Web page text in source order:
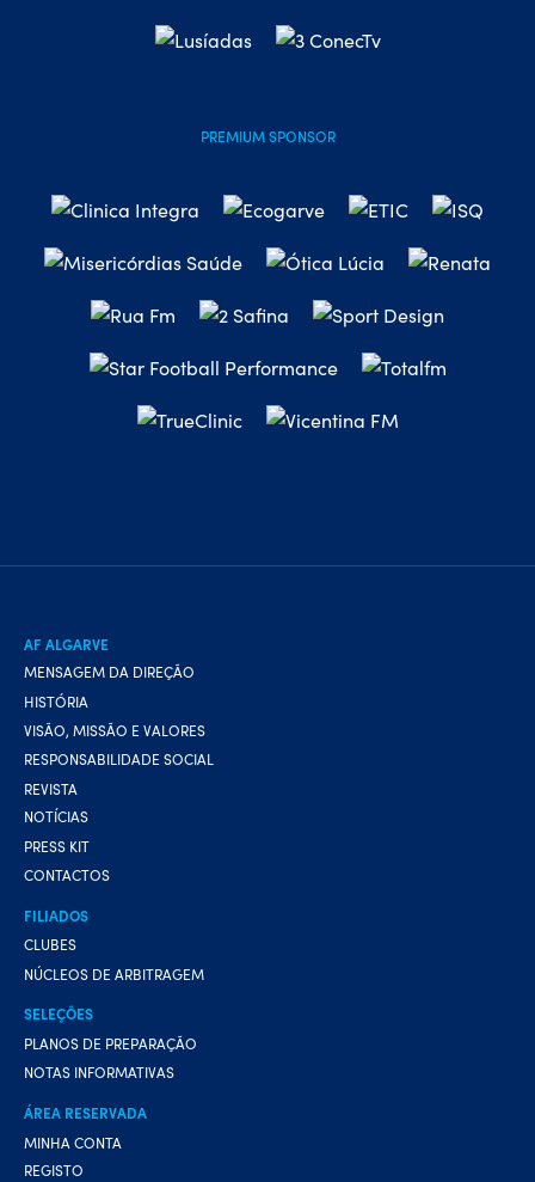
PREMIUM SPONSOR
AF ALGARVE
MENSAGEM DA DIREÇÃO
HISTÓRIA
VISÃO, MISSÃO E VALORES
RESPONSABILIDADE SOCIAL
REVISTA
NOTÍCIAS
PRESS KIT
CONTACTOS
FILIADOS
CLUBES
NÚCLEOS DE ARBITRAGEM
SELEÇÕES
PLANOS DE PREPARAÇÃO
NOTAS INFORMATIVAS
ÁREA RESERVADA
MINHA CONTA
REGISTO